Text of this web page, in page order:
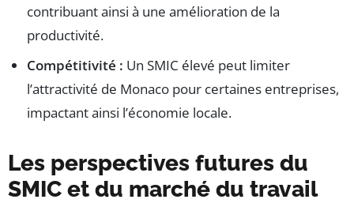
contribuant ainsi à une amélioration de la
productivité.
Compétitivité : Un SMIC élevé peut limiter
l’attractivité de Monaco pour certaines entreprises,
impactant ainsi l’économie locale.
Les perspectives futures du
SMIC et du marché du travail